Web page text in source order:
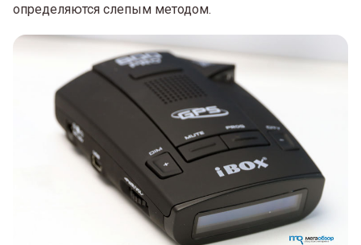
определяются слепым методом.